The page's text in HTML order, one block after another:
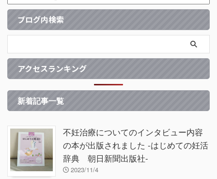
ブログ内検索
アクセスランキング
新着記事一覧
不妊治療についてのインタビュー内容
の本が出版されました -はじめての妊活
辞典 朝日新聞出版社-
2023/11/4